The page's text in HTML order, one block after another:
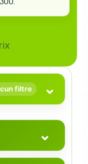
filtre ⌄
⌄